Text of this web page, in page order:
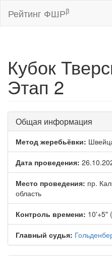
Рейтинг ФШРβ
Кубок
Этап 2
Общая информация
Метод жеребьёвки:
Дата проведения:
Место проведения: пр.
область
Контроль времени: 10'+5"
Главный судья: